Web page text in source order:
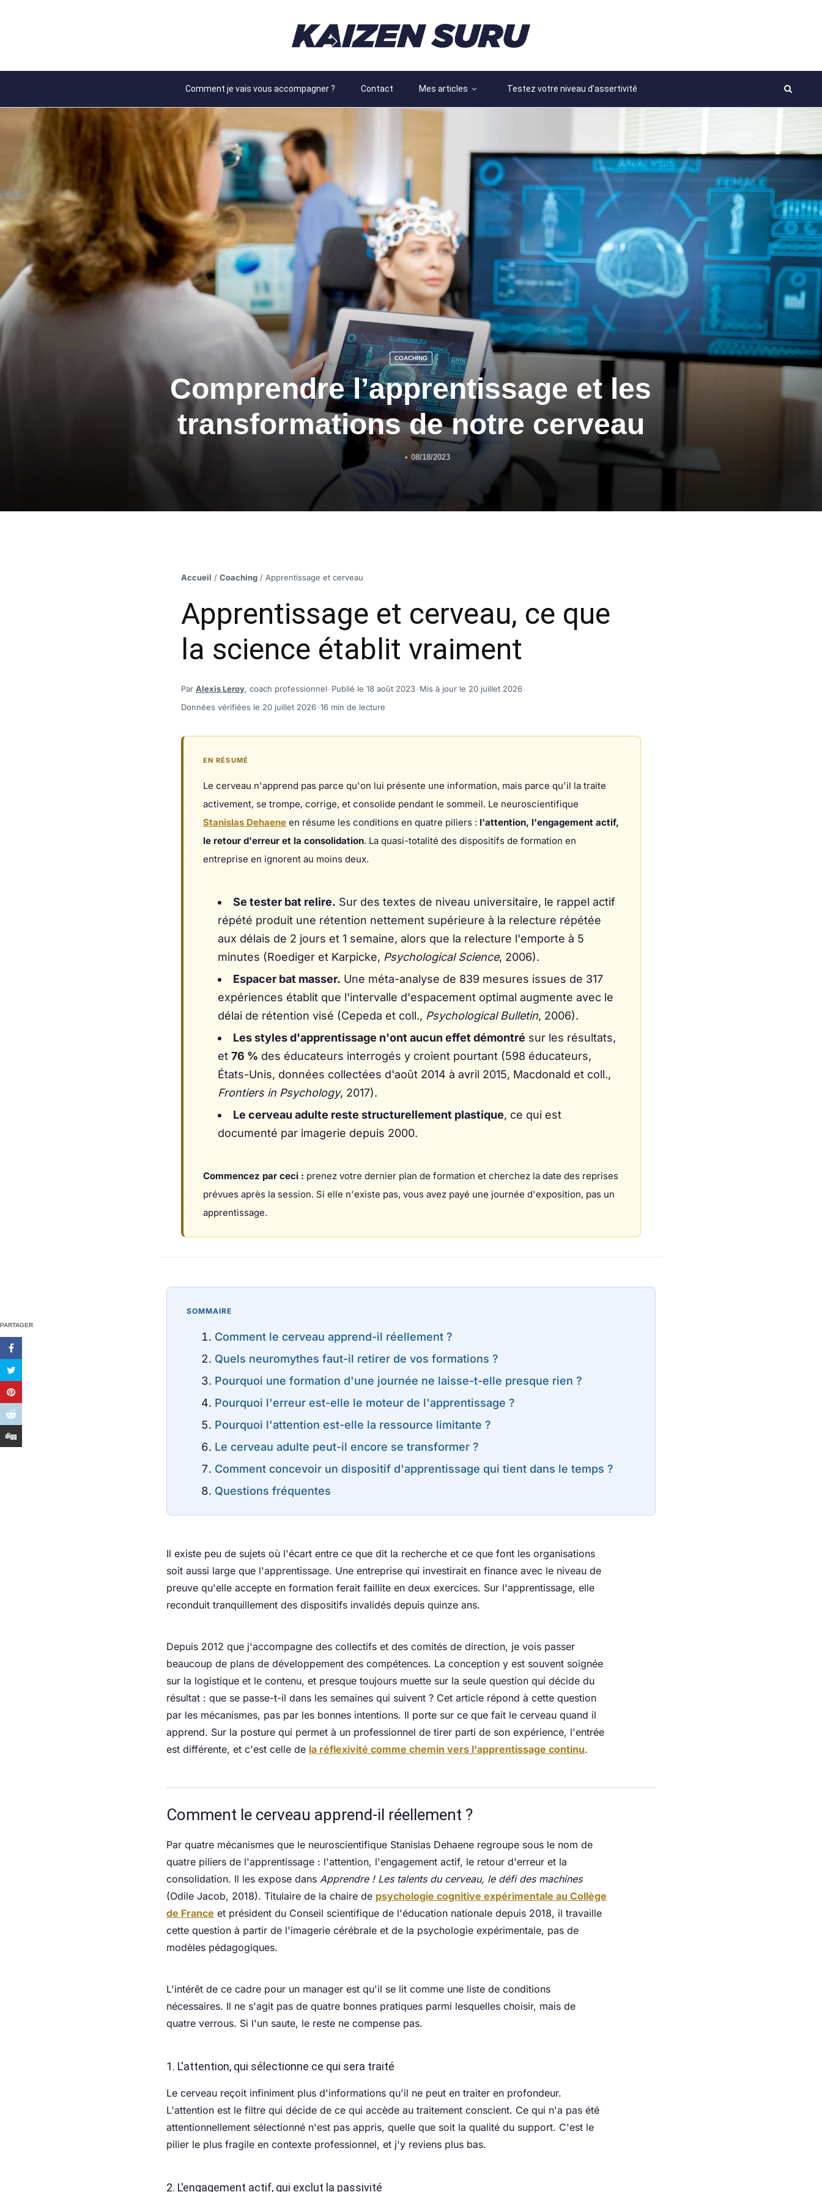
Comment je vais vous accompagner ? Contact Mes articles Testez votre niveau d’assertivité
COACHING
Comprendre l’apprentissage et les
transformations de notre cerveau
08/18/2023
PARTAGER
Accueil / Coaching/ Apprentissage et cerveau
Apprentissage et cerveau, ce que
la science établit vraiment
Par Alexis Leroy, coach professionnel•Publié le 18 août 2023•Mis à jour le 20 juillet 2026•
Données vérifiées le 20 juillet 2026•16 min de lecture
EN RÉSUMÉ
Le cerveau n'apprend pas parce qu'on lui présente une information, mais parce qu'il la traite
activement, se trompe, corrige, et consolide pendant le sommeil. Le neuroscientifique
Stanislas Dehaeneen résume les conditions en quatre piliers : l'attention, l'engagement actif,
le retour d'erreur et la consolidation. La quasi-totalité des dispositifs de formation en
entreprise en ignorent au moins deux.
Se tester bat relire. Sur des textes de niveau universitaire, le rappel actif
répété produit une rétention nettement supérieure à la relecture répétée
aux délais de 2 jours et 1 semaine, alors que la relecture l'emporte à 5
minutes (Roediger et Karpicke, Psychological Science, 2006).
Espacer bat masser. Une méta-analyse de 839 mesures issues de 317
expériences établit que l'intervalle d'espacement optimal augmente avec le
délai de rétention visé (Cepeda et coll., Psychological Bulletin, 2006).
Les styles d'apprentissage n'ont aucun effet démontré sur les résultats,
et 76 % des éducateurs interrogés y croient pourtant (598 éducateurs,
États-Unis, données collectées d'août 2014 à avril 2015, Macdonald et coll.,
Frontiers in Psychology, 2017).
Le cerveau adulte reste structurellement plastique, ce qui est
documenté par imagerie depuis 2000.
Commencez par ceci : prenez votre dernier plan de formation et cherchez la date des reprises
prévues après la session. Si elle n'existe pas, vous avez payé une journée d'exposition, pas un
apprentissage.
SOMMAIRE
Comment le cerveau apprend-il réellement ?
Quels neuromythes faut-il retirer de vos formations ?
Pourquoi une formation d'une journée ne laisse-t-elle presque rien ?
Pourquoi l'erreur est-elle le moteur de l'apprentissage ?
Pourquoi l'attention est-elle la ressource limitante ?
Le cerveau adulte peut-il encore se transformer ?
Comment concevoir un dispositif d'apprentissage qui tient dans le temps ?
Questions fréquentes
Il existe peu de sujets où l'écart entre ce que dit la recherche et ce que font les organisations
soit aussi large que l'apprentissage. Une entreprise qui investirait en finance avec le niveau de
preuve qu'elle accepte en formation ferait faillite en deux exercices. Sur l'apprentissage, elle
reconduit tranquillement des dispositifs invalidés depuis quinze ans.
Depuis 2012 que j'accompagne des collectifs et des comités de direction, je vois passer
beaucoup de plans de développement des compétences. La conception y est souvent soignée
sur la logistique et le contenu, et presque toujours muette sur la seule question qui décide du
résultat : que se passe-t-il dans les semaines qui suivent ? Cet article répond à cette question
par les mécanismes, pas par les bonnes intentions. Il porte sur ce que fait le cerveau quand il
apprend. Sur la posture qui permet à un professionnel de tirer parti de son expérience, l'entrée
est différente, et c'est celle de la réflexivité comme chemin vers l'apprentissage continu.
Comment le cerveau apprend-il réellement ?
Par quatre mécanismes que le neuroscientifique Stanislas Dehaene regroupe sous le nom de
quatre piliers de l'apprentissage : l'attention, l'engagement actif, le retour d'erreur et la
consolidation. Il les expose dans Apprendre ! Les talents du cerveau, le défi des machines
(Odile Jacob, 2018). Titulaire de la chaire de psychologie cognitive expérimentale au Collège
de France et président du Conseil scientifique de l'éducation nationale depuis 2018, il travaille
cette question à partir de l'imagerie cérébrale et de la psychologie expérimentale, pas de
modèles pédagogiques.
L'intérêt de ce cadre pour un manager est qu'il se lit comme une liste de conditions
nécessaires. Il ne s'agit pas de quatre bonnes pratiques parmi lesquelles choisir, mais de
quatre verrous. Si l'un saute, le reste ne compense pas.
1. L'attention, qui sélectionne ce qui sera traité
Le cerveau reçoit infiniment plus d'informations qu'il ne peut en traiter en profondeur.
L'attention est le filtre qui décide de ce qui accède au traitement conscient. Ce qui n'a pas été
attentionnellement sélectionné n'est pas appris, quelle que soit la qualité du support. C'est le
pilier le plus fragile en contexte professionnel, et j'y reviens plus bas.
2. L'engagement actif, qui exclut la passivité